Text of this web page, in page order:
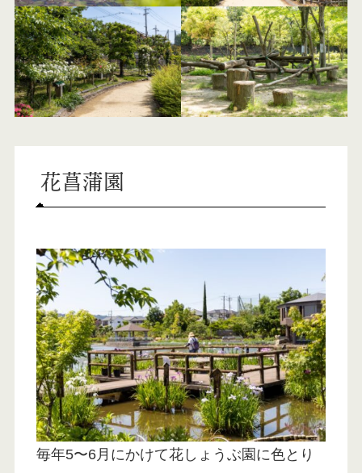
花菖蒲園
毎年5〜6月にかけて花しょうぶ園に色とり